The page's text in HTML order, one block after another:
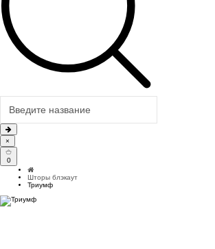
×
0
Шторы блэкаут
Триумф